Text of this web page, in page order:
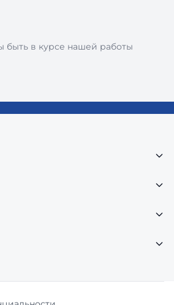
быть в курсе нашей работы